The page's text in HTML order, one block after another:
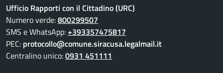
Ufficio Rapporti con il Cittadino (URC)
Numero verde:800299507
SMS e WhatsApp:+393357475817
PEC: protocollo@comune.siracusa.legalmail.it
Centralino unico:0931 451111